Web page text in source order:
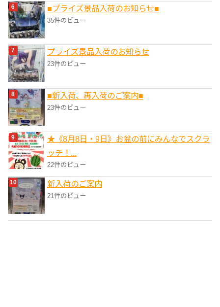
■プライズ景品入荷のお知らせ■
35件のビュー
プライズ景品入荷のお知らせ
23件のビュー
■新入荷、再入荷のご案内■
23件のビュー
★《8月8日・9日》お盆の前にみんなでスクラ
ッチ！...
22件のビュー
新入荷のご案内
21件のビュー